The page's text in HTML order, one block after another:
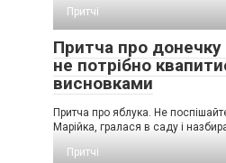
Притчі
Притча про
не потрібно
висновками
Притча про яблука. Не
Марійка, гралася в саду і
Притчі